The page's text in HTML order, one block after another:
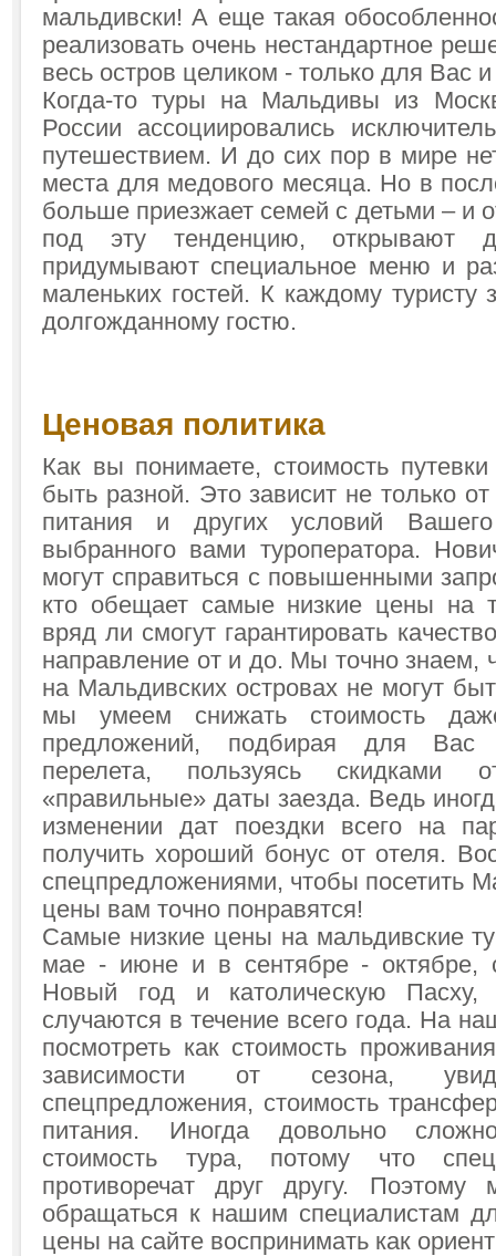
мальдивски! А еще такая
реализовать очень нестандартное
весь остров целиком - только для Вас
Когда-то туры на Мальдивы из
России ассоциировались
путешествием. И до сих пор в мире
места для медового месяца. Но в
больше приезжает семей с детьми – и
под эту тенденцию, открывают
придумывают специальное меню и
маленьких гостей. К каждому туристу
долгожданному гостю.
Ценовая политика
Как вы понимаете, стоимость
быть разной. Это зависит не только
питания и других условий
выбранного вами туроператора.
могут справиться с повышенными
кто обещает самые низкие цены на
вряд ли смогут гарантировать
направление от и до. Мы точно знаем,
на Мальдивских островах не могут
мы умеем снижать стоимость
предложений, подбирая для Вас
перелета, пользуясь скидками
«правильные» даты заезда. Ведь
изменении дат поездки всего на
получить хороший бонус от отеля.
спецпредложениями, чтобы посетить
цены вам точно понравятся!
Самые низкие цены на мальдивские
мае - июне и в сентябре - октябре,
Новый год и католическую Пасху,
случаются в течение всего года. На
посмотреть как стоимость
зависимости от сезона,
спецпредложения, стоимость
питания. Иногда довольно
стоимость тура, потому что
противоречат друг другу. Поэтому
обращаться к нашим специалистам
цены на сайте воспринимать как